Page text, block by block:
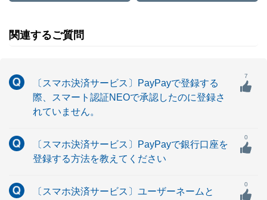
関連するご質問
〔スマホ決済サービス〕PayPayで登録する
際、スマート認証NEOで承認したのに登録さ
れていません。
7
〔スマホ決済サービス〕PayPayで銀行口座を
登録する方法を教えてください
0
〔スマホ決済サービス〕ユーザーネームと
0